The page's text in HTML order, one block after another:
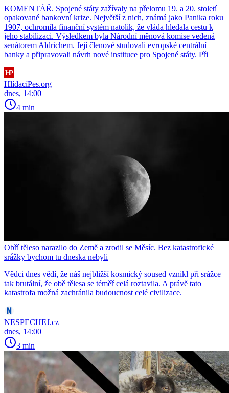
KOMENTÁŘ. Spojené státy zažívaly na přelomu 19. a 20. století
opakované bankovní krize. Největší z nich, známá jako Panika roku
1907, ochromila finanční systém natolik, že vláda hledala cestu k
jeho stabilizaci. Výsledkem byla Národní měnová komise vedená
senátorem Aldrichem. Její členové studovali evropské centrální
banky a připravovali návrh nové instituce pro Spojené státy. Při
HlídacíPes.org
dnes, 14:00
4 min
Obří těleso narazilo do Země a zrodil se Měsíc. Bez katastrofické
srážky bychom tu dneska nebyli
Vědci dnes vědí, že náš nejbližší kosmický soused vznikl při srážce
tak brutální, že obě tělesa se téměř celá roztavila. A právě tato
katastrofa možná zachránila budoucnost celé civilizace.
NESPECHEJ.cz
dnes, 14:00
3 min